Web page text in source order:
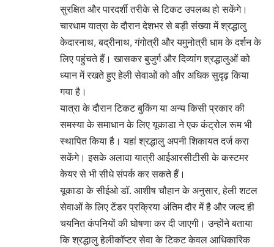
सुरक्षित और पारदर्शी तरीके से टिकट उपलब्ध हो सकेंगे।
चारधाम यात्रा के दौरान देशभर से बड़ी संख्या में श्रद्धालु
केदारनाथ, बद्रीनाथ, गंगोत्री और यमुनोत्री धाम के दर्शन के
लिए पहुंचते हैं। खासकर बुजुर्ग और दिव्यांग श्रद्धालुओं को
ध्यान में रखते हुए हेली सेवाओं को और अधिक सुदृढ़ किया
गया है।
यात्रा के दौरान टिकट बुकिंग या अन्य किसी प्रकार की
समस्या के समाधान के लिए यूकाडा ने एक कंट्रोल रूम भी
स्थापित किया है। यहां श्रद्धालु अपनी शिकायत दर्ज करा
सकेंगे। इसके अलावा यात्री आईआरसीटीसी के कस्टमर
केयर से भी सीधे संपर्क कर सकते हैं।
यूकाडा के सीईओ डॉ. आशीष चौहान के अनुसार, हेली शटल
सेवाओं के लिए टेंडर प्रक्रिया अंतिम दौर में है और जल्द ही
चयनित कंपनियों की घोषणा कर दी जाएगी। उन्होंने बताया
कि श्रद्धालु हेलीकॉप्टर सेवा के टिकट केवल आधिकारिक